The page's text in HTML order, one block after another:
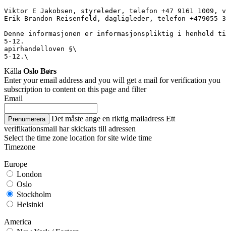
Viktor E Jakobsen, styreleder, telefon +47 9161 1009,
Erik Brandon Reisenfeld, dagligleder, telefon +479055
Denne informasjonen er informasjonspliktig i henhold
5-12.
apirhandelloven §\
5-12.\
Källa Oslo Børs
Enter your email address and you will get a mail for verification you
subscription to content on this page and filter
Email
Prenumerera Det måste ange en riktig mailadress Ett
verifikationsmail har skickats till adressen
Select the time zone location for site wide time
Timezone
Europe
London
Oslo
Stockholm
Helsinki
America